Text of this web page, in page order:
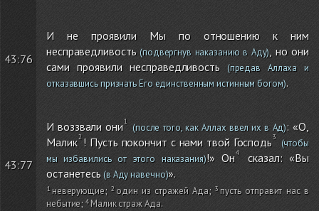
43:76
И не проявили Мы по отношению к ним
несправедливость(подвергнув наказанию в Аду), но они
сами проявили несправедливость(предав Аллаха и
отказавшись признать Его единственным истинным богом).
43:77
И воззвали они (после того, как Аллах ввел их в Ад): «О,
Малик ! Пусть покончит с нами твой Господь
(чтобы
мы избавились от этого наказания)!» Он
сказал: «Вы
останетесь (в Аду навечно)».
неверующие; один из стражей Ада;
пусть отправит нас в
небытие; Малик страж Ада.